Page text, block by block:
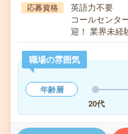
応募資格
英語力不要
コールセンタ
迎！ 業界未経
職場の雰囲気
年齢層
20代